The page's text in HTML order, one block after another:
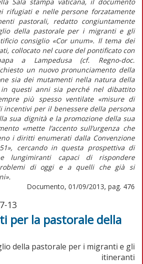
rifugiati e nelle persone forzatamente
pastorali, redatto congiuntamente
della pastorale per i migranti e gli
consiglio «Cor unum». Il tema dei
collocato nel cuore del pontificato con
a Lampedusa (cf. Regno-doc.
un nuovo pronunciamento della
sia dei mutamenti nella natura della
in questi anni sia perché nel dibattito
più spesso ventilate «misure di
incentivi per il benessere della persona
sua dignità e la promozione della sua
«mette l’accento sull’urgenza che
i diritti enumerati dalla Convenzione
cercando in questa prospettiva di
lungimiranti capaci di rispondere
di oggi e a quelli che già si
Documento, 01/09/2013, pag. 476
13
per la pastorale della
della pastorale per i migranti e gli
itineranti